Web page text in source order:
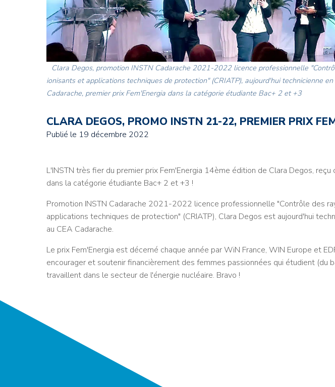
Clara Degos, promotion INSTN Cadarache 2021-2022 licence professionnelle
ionisants et applications techniques de protection" (CRIATP), aujourd'hui technicienne
Cadarache, premier prix Fem'Energia dans la catégorie étudiante Bac+ 2 et +3
CLARA DEGOS, PROMO INSTN 21-22, PREMIER PRIX
Publié le 19 décembre 2022
L'INSTN très fier du premier prix Fem'Energia 14ème édition de Clara Degos,
dans la catégorie étudiante Bac+ 2 et +3 !
Promotion INSTN Cadarache 2021-2022 licence professionnelle "Contrôle des
applications techniques de protection" (CRIATP), Clara Degos est aujourd'hui
au CEA Cadarache.
Le prix Fem'Energia est décerné chaque année par WiN France, WIN Europe et
encourager et soutenir financièrement des femmes passionnées qui étudient (du
travaillent dans le secteur de l'énergie nucléaire. Bravo !